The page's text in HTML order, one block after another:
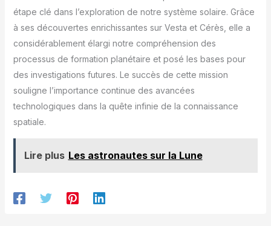
étape clé dans l’exploration de notre système solaire. Grâce
à ses découvertes enrichissantes sur Vesta et Cérès, elle a
considérablement élargi notre compréhension des
processus de formation planétaire et posé les bases pour
des investigations futures. Le succès de cette mission
souligne l’importance continue des avancées
technologiques dans la quête infinie de la connaissance
spatiale.
Lire plus Les astronautes sur la Lune